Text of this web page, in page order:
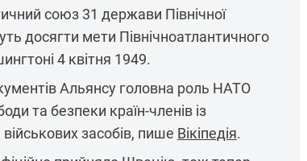
союз 31 держави Північної
досягти мети Північноатлантичного
4 квітня 1949.
Альянсу головна роль НАТО
та безпеки країн-членів із
засобів, пише Вікіпедія.